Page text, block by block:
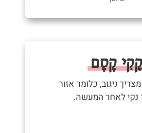
קָקִי קֶסֶם
ניגוב, כלומר אזור
נקי לאחר המעשה.